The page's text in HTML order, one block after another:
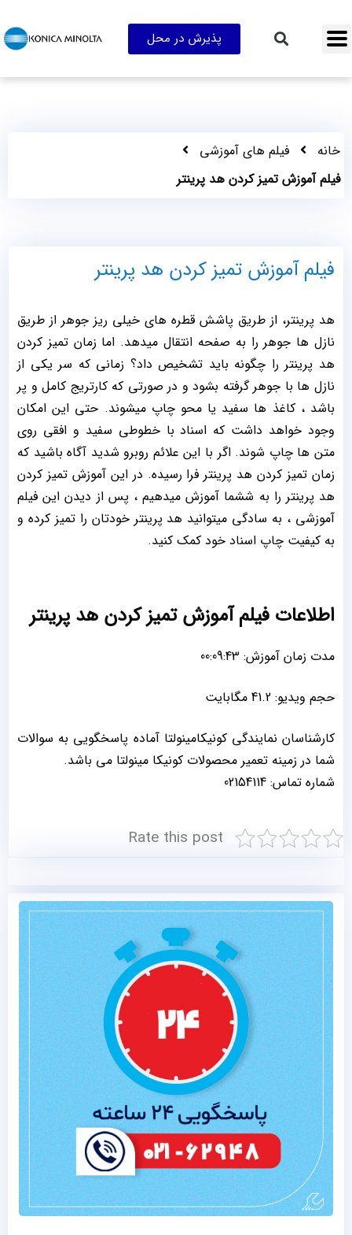
پذیرش در محل
خانه
فیلم های آموزشی
فیلم آموزش تمیز کردن هد پرینتر
فیلم آموزش تمیز کردن هد پرینتر
هد پرینتر، از طریق پاشش قطره های خیلی ریز جوهر از طریق
نازل ها جوهر را به صفحه انتقال میدهد. اما زمان تمیز کردن
هد پرینتر را چگونه باید تشخیص داد؟ زمانی که سر یکی از
نازل ها با جوهر گرفته بشود و در صورتی که کارتریج کامل و پر
باشد ، کاغذ ها سفید یا محو چاپ میشوند. حتی این امکان
وجود خواهد داشت که اسناد با خطوطی سفید و افقی روی
متن ها چاپ شوند. اگر با این علائم روبرو شدید آگاه باشید که
زمان تمیز کردن هد پرینتر فرا رسیده. در این آموزش تمیز کردن
هد پرینتر را به ششما آموزش میدهیم ، پس از دیدن این فیلم
آموزشی ، به سادگی میتوانید هد پرینتر خودتان را تمیز کرده و
به کیفیت چاپ اسناد خود کمک کنید.
اطلاعات فیلم آموزش تمیز کردن هد پرینتر
مدت زمان آموزش: 00:09:43
حجم ویدیو: 41.2 مگابایت
کارشناسان نمایندگی کونیکامینولتا آماده پاسخگویی به سوالات
شما در زمینه تعمیر محصولات کونیکا مینولتا می باشد.
شماره تماس: 02154114
Rate this post